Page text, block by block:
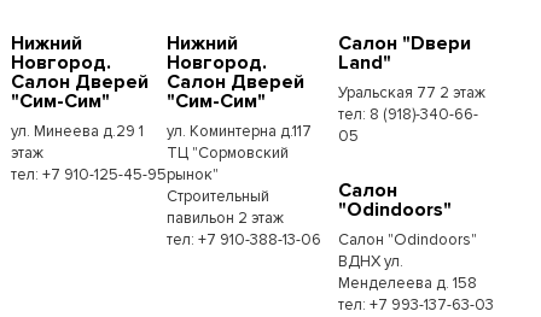
Нижний
Новгород.
Салон Дверей
"Сим-Сим"
ул. Минеева д.29 1
этаж
тел: +7 910-125-45-95
Нижний
Новгород.
Салон Дверей
"Сим-Сим"
ул. Коминтерна д.117
ТЦ "Сормовский
рынок"
Строительный
павильон 2 этаж
тел: +7 910-388-13-06
Салон "Dвери
Land"
Уральская 77 2 этаж
тел: 8 (918)-340-66-
05
Салон
"Odindoors"
Салон "Odindoors"
ВДНХ ул.
Менделеева д. 158
тел: +7 993-137-63-03